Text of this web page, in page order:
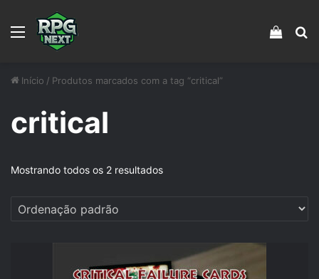
Menu Veja
Início / Produtos marcados com a tag “critical”
critical
Mostrando todos os 2 resultados